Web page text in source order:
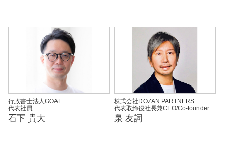
行政書士法人GOAL
代表社員
石下 貴大
株式会社DOZAN PARTNERS
代表取締役社長兼CEO/Co-founder
泉 友詞